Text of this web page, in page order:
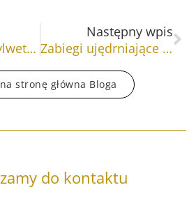
Modelowanie sylwetki masaż odchudzająco-modelujący
Następny wpis
Zabiegi ujędrniające na ciało dla osób szczupłych
stronę główna Bloga
do kontaktu